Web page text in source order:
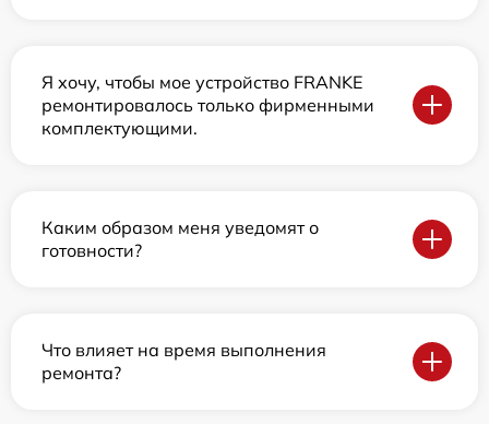
Я хочу, чтобы мое устройство FRANKE
ремонтировалось только фирменными
комплектующими.
Каким образом меня уведомят о
готовности?
Что влияет на время выполнения
ремонта?